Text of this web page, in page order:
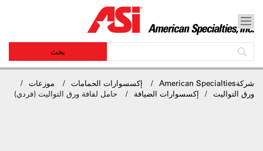
شركةAmerican Specialties إكسسوارات الحمامات
موزعات
ورق التواليت
إكسسوارات الضيافة حامل لفافة ورق التواليت (فردي)